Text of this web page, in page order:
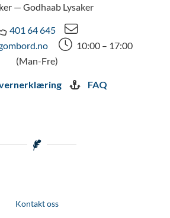
— Godhaab Lysaker
401 64 645
10:00 – 17:00
(Man-Fre)
FAQ
Kontakt oss